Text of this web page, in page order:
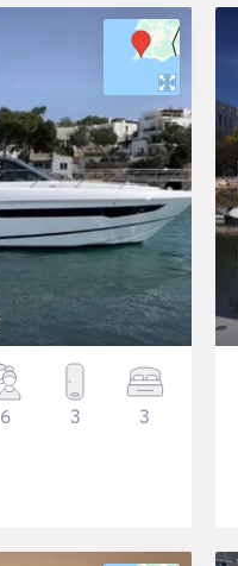
6 3 3